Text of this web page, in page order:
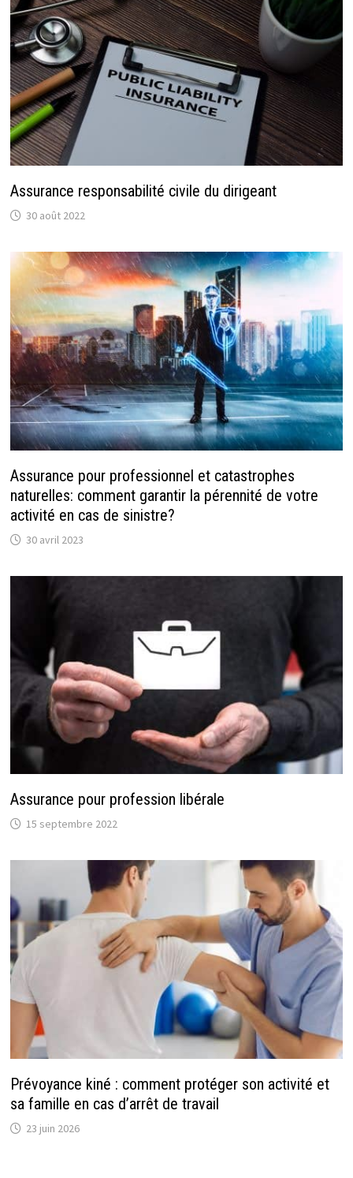
Assurance responsabilité civile du dirigeant
30 août 2022
Assurance pour professionnel et catastrophes
naturelles: comment garantir la pérennité de votre
activité en cas de sinistre?
30 avril 2023
Assurance pour profession libérale
15 septembre 2022
Prévoyance kiné : comment protéger son activité et
sa famille en cas d’arrêt de travail
23 juin 2026